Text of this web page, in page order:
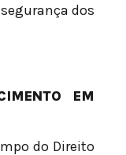
dos
EM
do Direito